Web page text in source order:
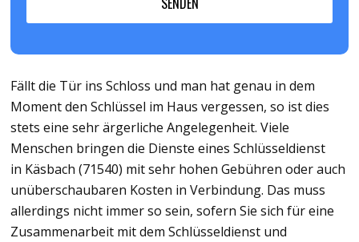
Fällt die Tür ins Schloss und man hat genau in dem
Moment den Schlüssel im Haus vergessen, so ist dies
stets eine sehr ärgerliche Angelegenheit. Viele
Menschen bringen die Dienste eines Schlüsseldienst
in Käsbach (71540) mit sehr hohen Gebühren oder auch
unüberschaubaren Kosten in Verbindung. Das muss
allerdings nicht immer so sein, sofern Sie sich für eine
Zusammenarbeit mit dem Schlüsseldienst und